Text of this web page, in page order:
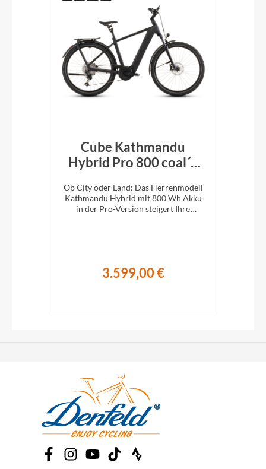
Cube Kathmandu
Hybrid Pro 800 coal´n
Ob City oder Land: Das Herrenmodell
Kathmandu Hybrid mit 800 Wh Akku
in der Pro-Version steigert Ihre
3.599,00 €